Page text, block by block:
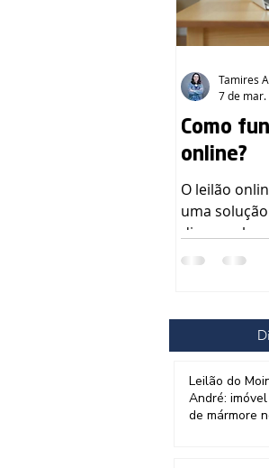
Como
online?
O leilão online está se consolidando como
uma
diversos
dúvidas
Tamires
7 de mar.
Leilão do
André:
de mármore